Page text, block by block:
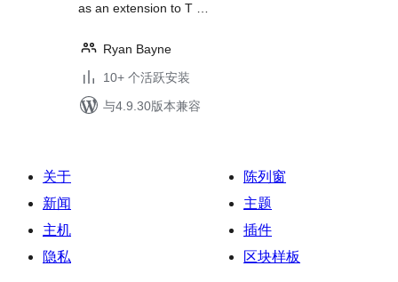
as an extension to T …
Ryan Bayne
10+ 个活跃安装
与4.9.30版本兼容
关于
新闻
主机
隐私
陈列窗
主题
插件
区块样板